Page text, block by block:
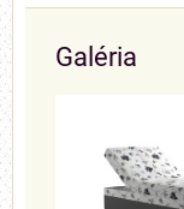
Galéria